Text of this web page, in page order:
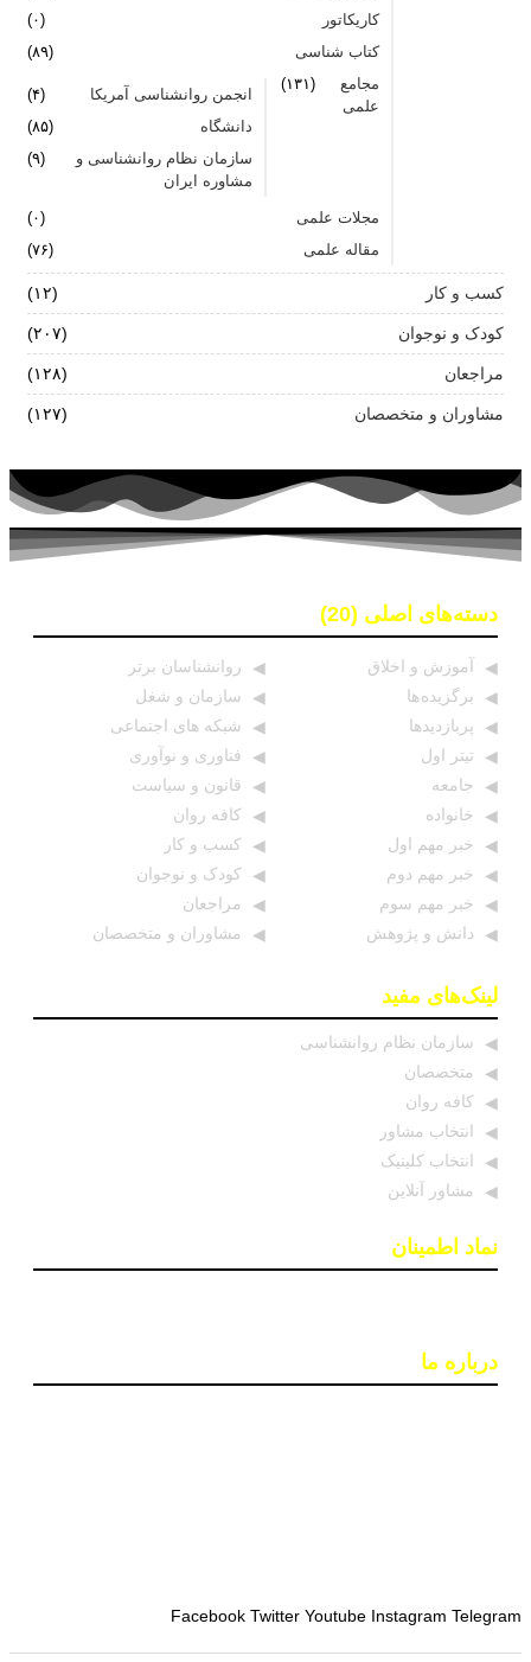
کاریکاتور
(۰)
کتاب شناسی
(۸۹)
مجامع
علمی
(۱۳۱)
انجمن روانشناسی آمریکا
(۴)
دانشگاه
(۸۵)
سازمان نظام روانشناسی و
مشاوره ایران
(۹)
مجلات علمی
(۰)
مقاله علمی
(۷۶)
کسب و کار (۱۲)
کودک و نوجوان (۲۰۷)
مراجعان (۱۲۸)
مشاوران و متخصصان (۱۲۷)
دسته‌های اصلی (20)
آموزش و اخلاق
برگزیده ها
پربازدیدها
تیتر اول
جامعه
خانواده
خبر مهم اول
خبر مهم دوم
خبر مهم سوم
دانش و پژوهش
روانشناسان برتر
سازمان و شغل
شبکه های اجتماعی
فناوری و نوآوری
قانون و سیاست
کافه روان
کسب و کار
کودک و نوجوان
مراجعان
مشاوران و متخصصان
لینک‌های مفید
سازمان نظام روانشناسی
متخصصان
کافه روان
انتخاب مشاور
انتخاب کلینیک
مشاور آنلاین
نماد اطمینان
درباره ما
Facebook Twitter Youtube Instagram Telegram